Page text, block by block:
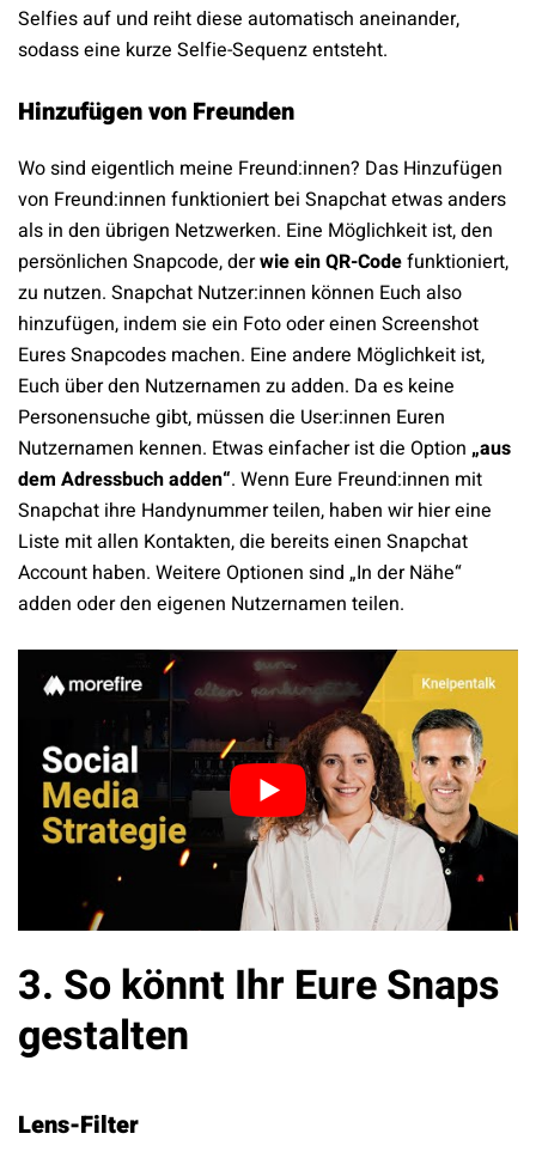
Selfies auf und reiht diese automatisch aneinander,
sodass eine kurze Selfie-Sequenz entsteht.
Hinzufügen von Freunden
Wo sind eigentlich meine Freund:innen? Das Hinzufügen
von Freund:innen funktioniert bei Snapchat etwas anders
als in den übrigen Netzwerken. Eine Möglichkeit ist, den
persönlichen Snapcode, derwie ein QR-Codefunktioniert,
zu nutzen. Snapchat Nutzer:innen können Euch also
hinzufügen, indem sie ein Foto oder einen Screenshot
Eures Snapcodes machen. Eine andere Möglichkeit ist,
Euch über den Nutzernamen zu adden. Da es keine
Personensuche gibt, müssen die User:innen Euren
Nutzernamen kennen. Etwas einfacher ist die Option „aus
dem Adressbuch adden“. Wenn Eure Freund:innen mit
Snapchat ihre Handynummer teilen, haben wir hier eine
Liste mit allen Kontakten, die bereits einen Snapchat
Account haben. Weitere Optionen sind „In der Nähe“
adden oder den eigenen Nutzernamen teilen.
3. So könnt Ihr Eure Snaps
gestalten
Lens-Filter